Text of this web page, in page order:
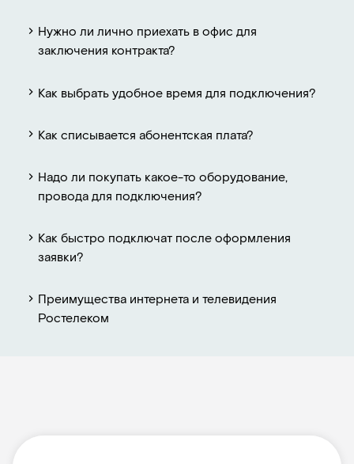
Нужно ли лично приехать в офис для
заключения контракта?
Как выбрать удобное время для подключения?
Как списывается абонентская плата?
Надо ли покупать какое-то оборудование,
провода для подключения?
Как быстро подключат после оформления
заявки?
Преимущества интернета и телевидения
Ростелеком